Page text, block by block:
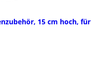
15 cm hoch,